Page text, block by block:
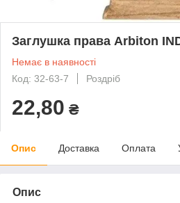
Заглушка права Arbiton
Немає в наявності
Код: 32-63-7
Роздріб
22,80 ₴
Опис Доставка Оплата
Опис